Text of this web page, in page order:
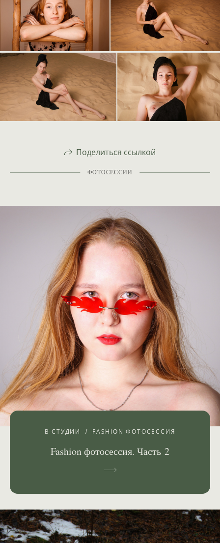
Поделиться ссылкой
ФОТОСЕССИИ
В СТУДИИ FASHION ФОТОСЕССИЯ
Fashion фотосессия. Часть 2